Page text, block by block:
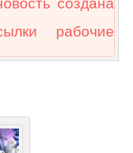
создана
рабочие